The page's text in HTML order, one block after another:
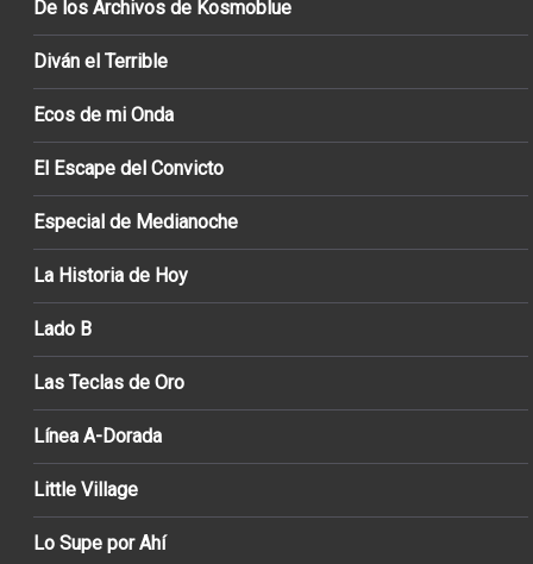
De los Archivos de Kosmoblue
Diván el Terrible
Ecos de mi Onda
El Escape del Convicto
Especial de Medianoche
La Historia de Hoy
Lado B
Las Teclas de Oro
Línea A-Dorada
Little Village
Lo Supe por Ahí